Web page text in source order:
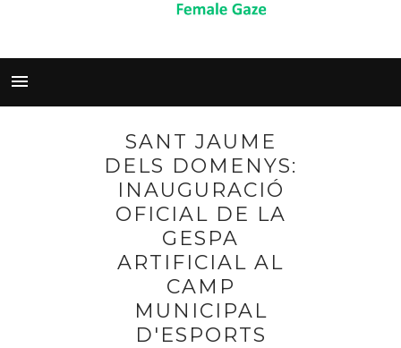
SANT JAUME
DELS DOMENYS:
INAUGURACIÓ
OFICIAL DE LA
GESPA
ARTIFICIAL AL
CAMP
MUNICIPAL
D'ESPORTS